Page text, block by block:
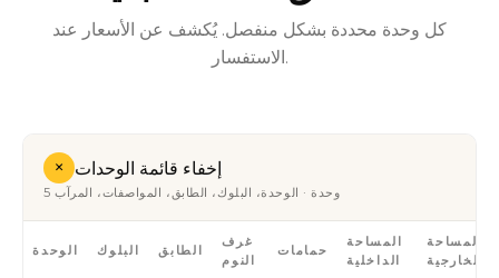
كل وحدة محددة بشكل منفصل. يُكشف عن الأسعار عند
الاستفسار.
+إخفاء قائمة الوحدات
5 وحدة · الوحدة، البلوك، الطابق، المواصفات، المرآب
الوحدة البلوك الطابق
غرف
النوم
حمامات
المساحة
الداخلية
المساحة
الخارجية